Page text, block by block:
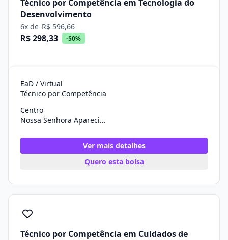
Técnico por Competência em Tecnologia do
Desenvolvimento
6x de R$ 596,66
R$ 298,33 -50%
EaD / Virtual
Técnico por Competência
Centro
Nossa Senhora Aparecida/SE
Ver mais detalhes
Quero esta bolsa
Técnico por Competência em Cuidados de